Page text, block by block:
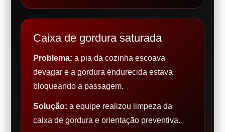
Caixa de gordura saturada
Problema: a pia da cozinha escoava
devagar e a gordura endurecida estava
bloqueando a passagem.
Solução: a equipe realizou limpeza da
caixa de gordura e orientação preventiva.